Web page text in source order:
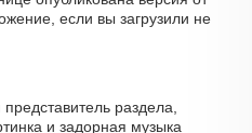
если вы загрузили не
раздела,
и задорная музыка